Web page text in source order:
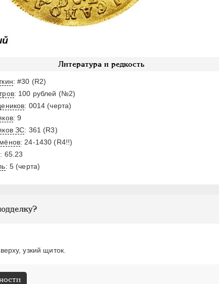
Литература и редкость
: #30 (R2)
: 100 рублей (№2)
: 0014 (черта)
: 9
ЗС: 361 (R3)
: 24-1430 (R4!!)
: 65.23
: 5 (черта)
узкий щиток.